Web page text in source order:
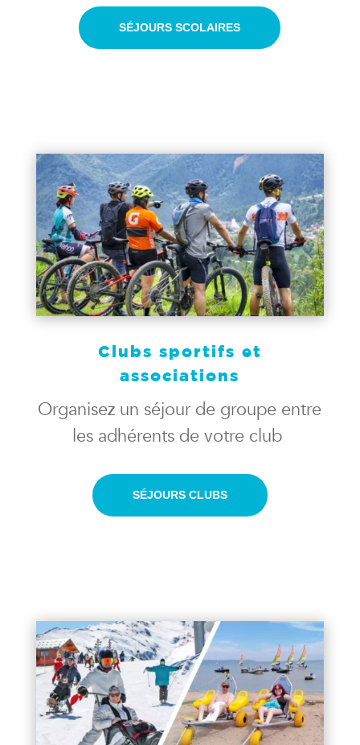
SÉJOURS SCOLAIRES
Clubs sportifs et
associations
Organisez un séjour de groupe entre
les adhérents de votre club
SÉJOURS CLUBS